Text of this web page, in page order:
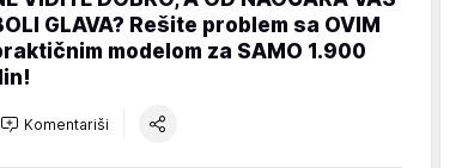
GLAVA? Rešite problem sa OVIM
modelom za SAMO 1.900
Komentariši